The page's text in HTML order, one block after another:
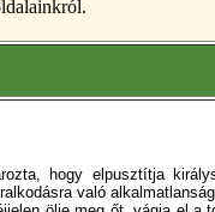
hogy elpusztítja
való